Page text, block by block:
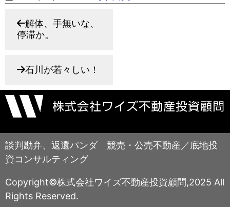
解体、手無いな、
停滞か。
石川が若々しい！
談判勘弁、返還パンダ 競売・公売不動産／底地投
資コンサルティング
Copyright©株式会社ワイズ不動産投資顧問,2025 All
Rights Reserved.